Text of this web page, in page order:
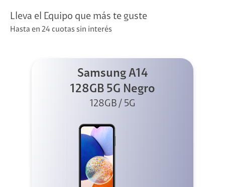
Lleva el Equipo que más te guste
Hasta en 24 cuotas sin interés
Samsung A14
128GB 5G Negro
128GB / 5G